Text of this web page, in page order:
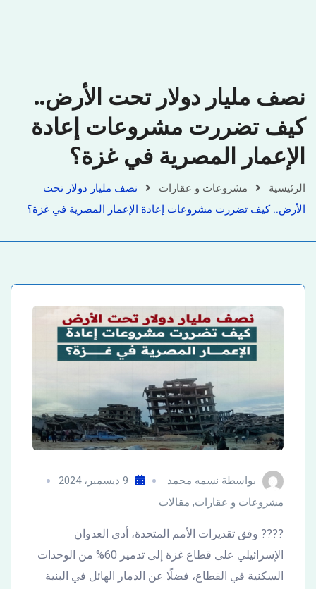
نصف مليار دولار تحت الأرض..
كيف تضررت مشروعات إعادة
الإعمار المصرية في غزة؟
الرئيسية مشروعات و عقارات
نصف مليار دولار تحت
الأرض.. كيف تضررت مشروعات إعادة الإعمار المصرية في غزة؟
بواسطة نسمه محمد
9 ديسمبر، 2024
مشروعات و عقارات, مقالات
???? وفق تقديرات الأمم المتحدة، أدى العدوان
الإسرائيلي على قطاع غزة إلى تدمير 60% من الوحدات
السكنية في القطاع، فضلًا عن الدمار الهائل في البنية